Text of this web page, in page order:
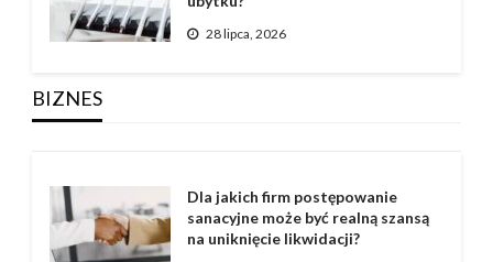
28 lipca, 2026
BIZNES
Dla jakich firm postępowanie
sanacyjne może być realną szansą
na uniknięcie likwidacji?